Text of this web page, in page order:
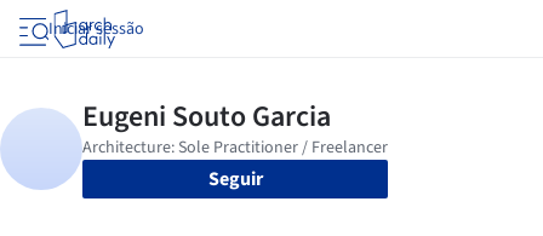
Iniciar sessão
Seguir